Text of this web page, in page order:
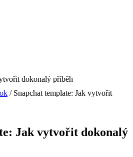
/ Snapchat template: Jak vytvořit
Jak vytvořit dokonalý